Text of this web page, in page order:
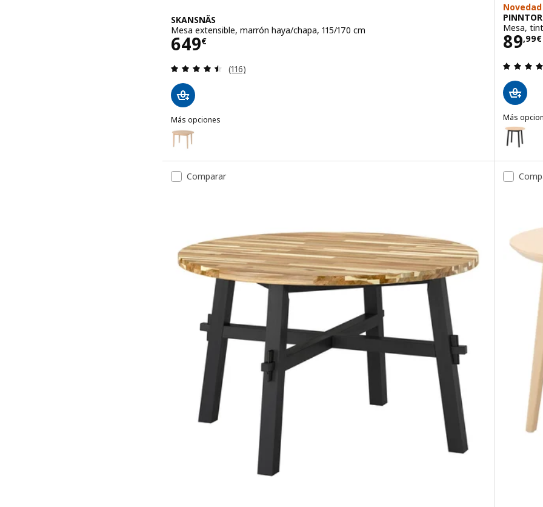
SKANSNÄS
Mesa extensible, marrón haya/chapa, 115/170 cm
649€
Precio 649€
Revisa: 4.5 de 5 estrellas. Total opiniones:
(116)
Más opciones
SKANSNÄS
Opción: SKANSNÄS, Mesa extensible, haya clara/chapa, 115/170 cm
Novedad
Mesa,
89,99€
Más
PINNTORP
Opción:
Comparar